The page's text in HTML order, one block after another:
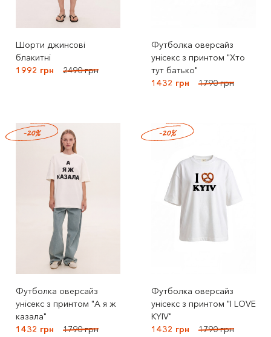
Шорти джинсові
блакитні
1992 грн
2490 грн
Футболка оверсайз
унісекс з принтом "Хто
тут батько"
1432 грн
1790 грн
Футболка оверсайз
унісекс з принтом "А я ж
казала"
1432 грн
1790 грн
-20%
Футболка оверсайз
унісекс з принтом "I LOVE
KYIV"
1432 грн
1790 грн
-20%